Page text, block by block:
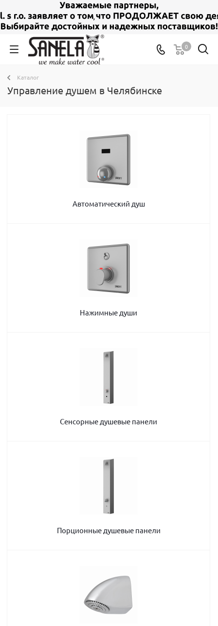
0
Каталог
Управление душем в Челябинске
Автоматический душ
Нажимные души
Сенсорные душевые панели
Порционные душевые панели